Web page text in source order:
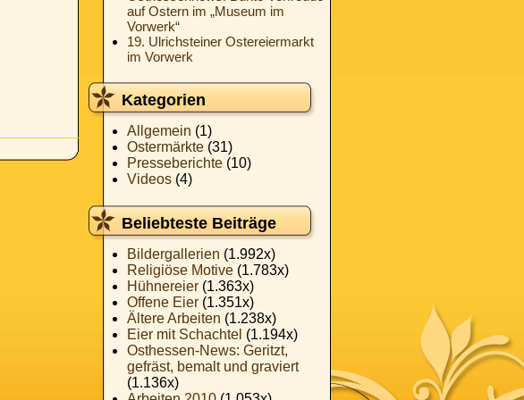
auf Ostern im „Museum im
Vorwerk“
19. Ulrichsteiner Ostereiermarkt
im Vorwerk
Kategorien
Allgemein (1)
Ostermärkte (31)
Presseberichte (10)
Videos (4)
Beliebteste Beiträge
Bildergallerien (1.992x)
Religiöse Motive (1.783x)
Hühnereier (1.363x)
Offene Eier (1.351x)
Ältere Arbeiten (1.238x)
Eier mit Schachtel (1.194x)
Osthessen-News: Geritzt,
gefräst, bemalt und graviert
(1.136x)